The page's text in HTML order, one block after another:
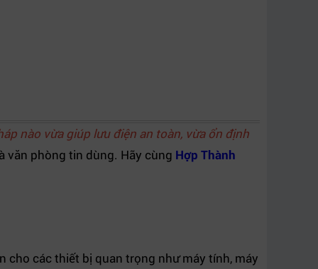
nào vừa giúp lưu điện an toàn, vừa ổn định
văn phòng tin dùng. Hãy cùng Hợp Thành
cho các thiết bị quan trọng như máy tính, máy